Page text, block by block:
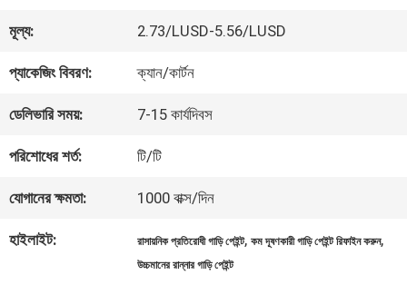
মান
নিয়ন্ত্রণ
মূল্য: 2.73/LUSD-5.56/LUSD
প্যাকেজিং বিবরণ: ক্যান/কার্টন
ডেলিভারি সময়: 7-15 কার্যদিবস
পরিশোধের শর্ত: টি/টি
যোগানের ক্ষমতা: 1000 বাক্স/দিন
হাইলাইট: রাসায়নিক প্রতিরোধী গাড়ি পেইন্ট,কম দূষণকারী গাড়ি পেইন্ট রিফাইন করুন,
উচ্চমানের রান্নার গাড়ি পেইন্ট